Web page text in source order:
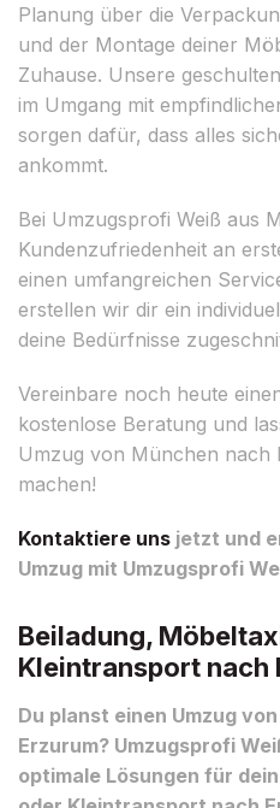
Planung über die
und der Montage deiner
Zuhause. Unsere
im Umgang mit
sorgen dafür, dass alles
ankommt.
Bei Umzugsprofi Weiß aus
Kundenzufriedenheit an
einen umfangreichen
erstellen wir dir ein
deine Bedürfnisse
Vereinbare noch heute
kostenlose Beratung und
Umzug von München nach
machen!
Kontaktiere uns jetzt und
Umzug mit Umzugsprofi
Beiladung,
Kleintransport nach
Du planst einen Umzug
Erzurum? Umzugsprofi
optimale Lösungen für